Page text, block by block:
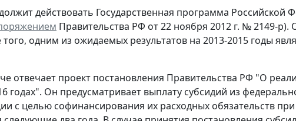
действовать Государственная программа Российской
Правительства РФ от 22 ноября 2012 г. № 2149-
одним из ожидаемых результатов на 2013-2015 годы
отвечает проект постановления Правительства РФ "О
годах". Он предусматривает выплату субсидий из
с целью софинансирования их расходных обязательств